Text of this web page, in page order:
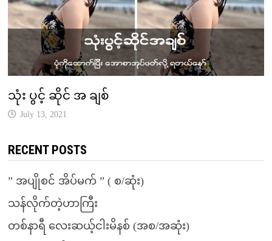
သုံး ပွင့် ဆိုင် အ ချစ်
July 13, 2021
RECENT POSTS
” အပျိုစင် အိပ်မက် ” ( စ/ဆုံး)
သန်လိုက်တဲ့ဟာကြီး
တစ်နာရီ လေးဆယ့်ငါးမိနစ် (အစ/အဆုံး)